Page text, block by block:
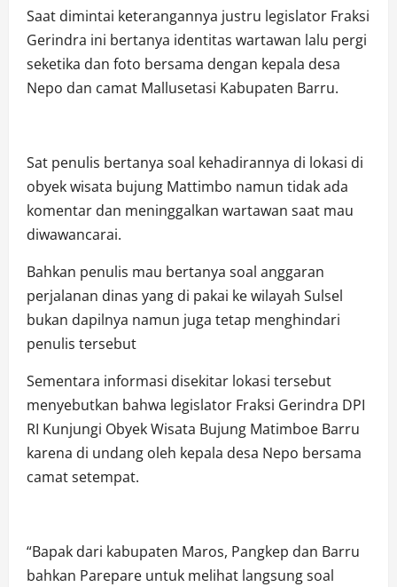
Saat dimintai keterangannya justru legislator Fraksi
Gerindra ini bertanya identitas wartawan lalu pergi
seketika dan foto bersama dengan kepala desa
Nepo dan camat Mallusetasi Kabupaten Barru.
Sat penulis bertanya soal kehadirannya di lokasi di
obyek wisata bujung Mattimbo namun tidak ada
komentar dan meninggalkan wartawan saat mau
diwawancarai.
Bahkan penulis mau bertanya soal anggaran
perjalanan dinas yang di pakai ke wilayah Sulsel
bukan dapilnya namun juga tetap menghindari
penulis tersebut
Sementara informasi disekitar lokasi tersebut
menyebutkan bahwa legislator Fraksi Gerindra DPI
RI Kunjungi Obyek Wisata Bujung Matimboe Barru
karena di undang oleh kepala desa Nepo bersama
camat setempat.
“Bapak dari kabupaten Maros, Pangkep dan Barru
bahkan Parepare untuk melihat langsung soal